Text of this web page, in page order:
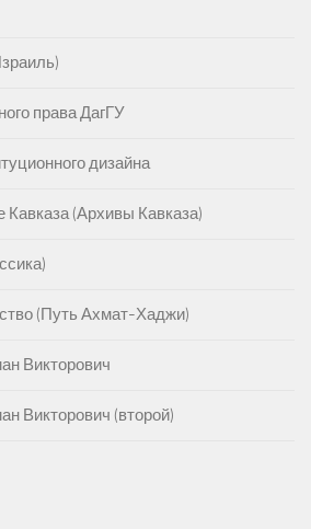
права ДагГУ
дизайна
Кавказа (Архивы Кавказа)
(Путь Ахмат-Хаджи)
Викторович
Викторович (второй)